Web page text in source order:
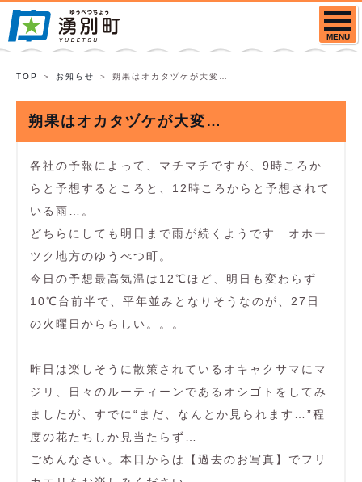
MENU
TOP お知らせ 朔果はオカタヅケが大変…
朔果はオカタヅケが大変…
各社の予報によって、マチマチですが、9時ころか
らと予想するところと、12時ころからと予想されて
いる雨…。
どちらにしても明日まで雨が続くようです…オホー
ツク地方のゆうべつ町。
今日の予想最高気温は12℃ほど、明日も変わらず
10℃台前半で、平年並みとなりそうなのが、27日
の火曜日かららしい。。。
昨日は楽しそうに散策されているオキャクサマにマ
ジリ、日々のルーティーンであるオシゴトをしてみ
ましたが、すでに“まだ、なんとか見られます…”程
度の花たちしか見当たらず…
ごめんなさい。本日からは【過去のお写真】でフリ